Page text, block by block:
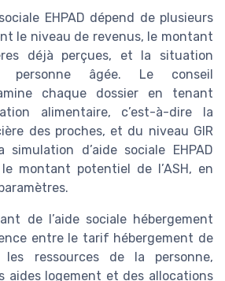
EHPAD dépend de plusieurs
le niveau de revenus, le montant
déjà perçues, et la situation
âgée. Le conseil
chaque dossier en tenant
alimentaire, c’est-à-dire la
des proches, et du niveau GIR
d’aide sociale EHPAD
montant potentiel de l’ASH, en
de l’aide sociale hébergement
entre le tarif hébergement de
les ressources de la personne,
aides logement et des allocations